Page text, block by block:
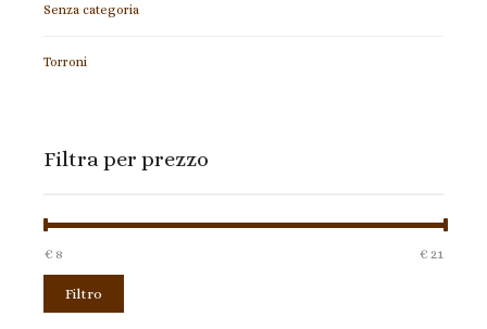
Senza categoria
Torroni
Filtra per prezzo
Filtro
€ 8 € 21